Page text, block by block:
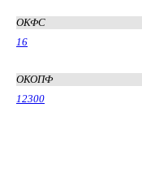
ОКФС
16
ОКОПФ
12300